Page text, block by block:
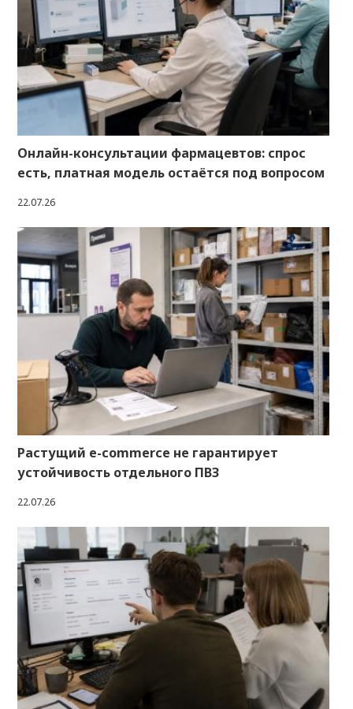
Онлайн-консультации фармацевтов: спрос
есть, платная модель остаётся под вопросом
22.07.26
Растущий e-commerce не гарантирует
устойчивость отдельного ПВЗ
22.07.26